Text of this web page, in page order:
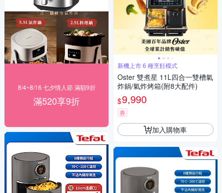
8/4~8/16 七夕情人節 滿額9折
滿520享9折
新機上市 6 種烹飪模式
Oster 雙煮星 11L四合一雙槽氣
炸鍋/氣炸烤箱(附8大配件)
$9,990
券
加入購物車